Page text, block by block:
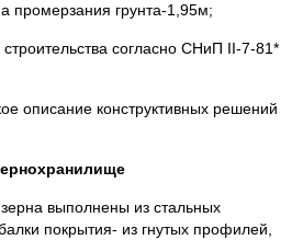
промерзания грунта-1,95м;
согласно СНиП II-7-81*
описание конструктивных решений
выполнены из стальных
покрытия- из гнутых профилей,